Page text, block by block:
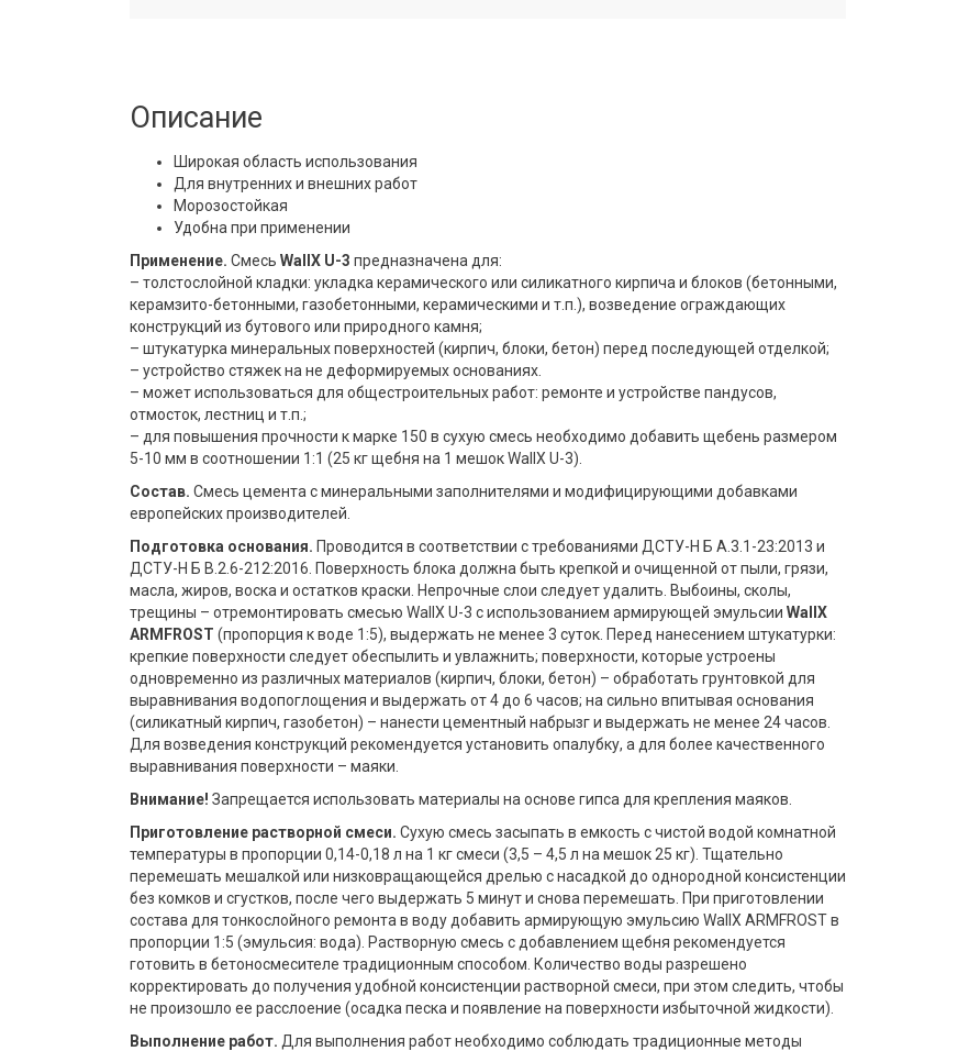
Описание
Широкая область использования
Для внутренних и внешних работ
Морозостойкая
Удобна при применении
Применение. Смесь WallX U-3 предназначена для:
– толстослойной кладки: укладка керамического или силикатного кирпича и блоков (бетонными,
керамзито-бетонными, газобетонными, керамическими и т.п.), возведение ограждающих
конструкций из бутового или природного камня;
– штукатурка минеральных поверхностей (кирпич, блоки, бетон) перед последующей отделкой;
– устройство стяжек на не деформируемых основаниях.
– может использоваться для общестроительных работ: ремонте и устройстве пандусов,
отмосток, лестниц и т.п.;
– для повышения прочности к марке 150 в сухую смесь необходимо добавить щебень размером
5-10 мм в соотношении 1:1 (25 кг щебня на 1 мешок WallX U-3).
Состав. Смесь цемента с минеральными заполнителями и модифицирующими добавками
европейских производителей.
Подготовка основания. Проводится в соответствии с требованиями ДСТУ-Н Б А.3.1-23:2013 и
ДСТУ-Н Б В.2.6-212:2016. Поверхность блока должна быть крепкой и очищенной от пыли, грязи,
масла, жиров, воска и остатков краски. Непрочные слои следует удалить. Выбоины, сколы,
трещины – отремонтировать смесью WallX U-3 с использованием армирующей эмульсии WallX
ARMFROST (пропорция к воде 1:5), выдержать не менее 3 суток. Перед нанесением штукатурки:
крепкие поверхности следует обеспылить и увлажнить; поверхности, которые устроены
одновременно из различных материалов (кирпич, блоки, бетон) – обработать грунтовкой для
выравнивания водопоглощения и выдержать от 4 до 6 часов; на сильно впитывая основания
(силикатный кирпич, газобетон) – нанести цементный набрызг и выдержать не менее 24 часов.
Для возведения конструкций рекомендуется установить опалубку, а для более качественного
выравнивания поверхности – маяки.
Внимание! Запрещается использовать материалы на основе гипса для крепления маяков.
Приготовление растворной смеси. Сухую смесь засыпать в емкость с чистой водой комнатной
температуры в пропорции 0,14-0,18 л на 1 кг смеси (3,5 – 4,5 л на мешок 25 кг). Тщательно
перемешать мешалкой или низковращающейся дрелью с насадкой до однородной консистенции
без комков и сгустков, после чего выдержать 5 минут и снова перемешать. При приготовлении
состава для тонкослойного ремонта в воду добавить армирующую эмульсию WallX ARMFROST в
пропорции 1:5 (эмульсия: вода). Растворную смесь с добавлением щебня рекомендуется
готовить в бетоносмесителе традиционным способом. Количество воды разрешено
корректировать до получения удобной консистенции растворной смеси, при этом следить, чтобы
не произошло ее расслоение (осадка песка и появление на поверхности избыточной жидкости).
Выполнение работ. Для выполнения работ необходимо соблюдать традиционные методы